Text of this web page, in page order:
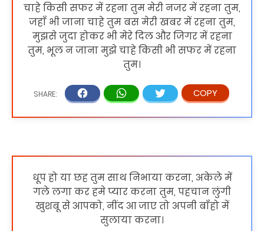
चाहे किसी सफर में रहना तुम मेरी नजर में रहना तुम,
जहाँ भी जाना चाहे तुम बस मेरी खबर में रहना तुम,
मुझसे जुदा होकर भी मेरे दिल और जिगर में रहना
तुम, भूल न जाना मुझे चाहे किसी भी सफर में रहना
तुम।
धूप हो या छह तुम साथ निभाया करना, अकेले में
गले लगा कर हमे प्यार करना तुम, पहचान लुंगी
खुशबू से आपको, नींद आ जाए तो अपनी बाँहो में
सुलाया करना।